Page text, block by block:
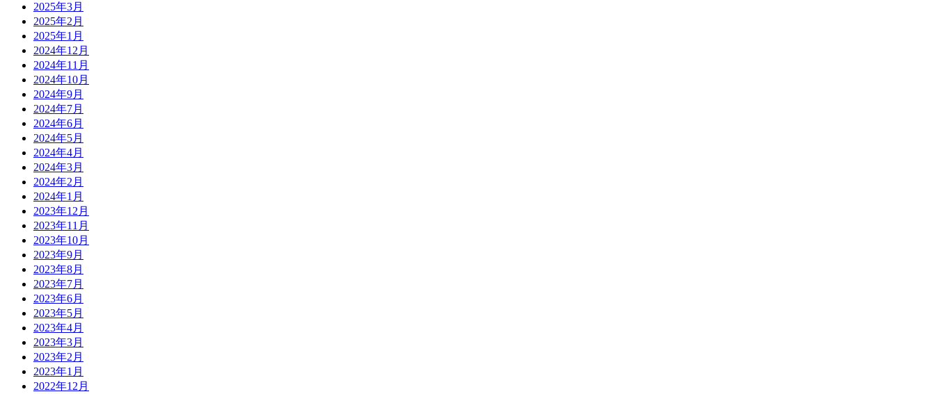
2025年3月
2025年2月
2025年1月
2024年12月
2024年11月
2024年10月
2024年9月
2024年7月
2024年6月
2024年5月
2024年4月
2024年3月
2024年2月
2024年1月
2023年12月
2023年11月
2023年10月
2023年9月
2023年8月
2023年7月
2023年6月
2023年5月
2023年4月
2023年3月
2023年2月
2023年1月
2022年12月